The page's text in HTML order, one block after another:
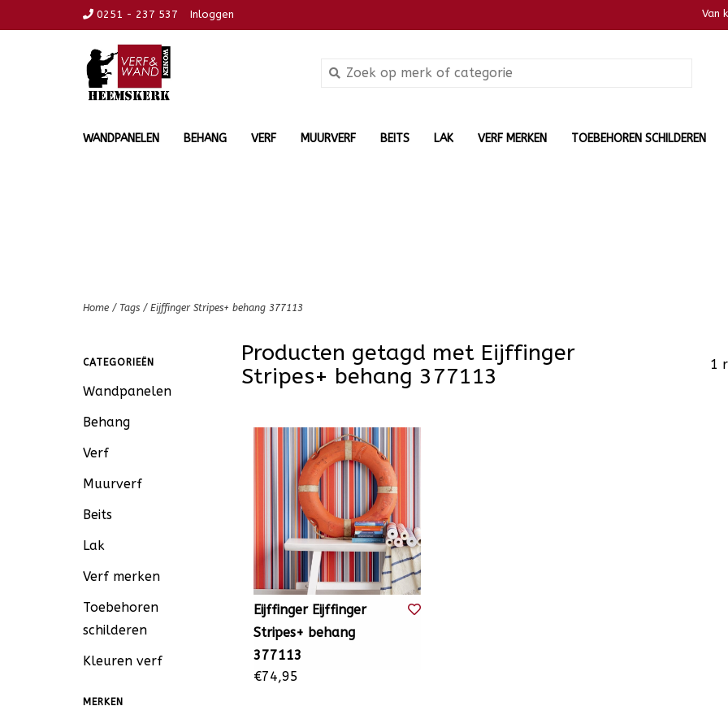
0251 - 237 537 Inloggen Van
WANDPANELEN BEHANG VERF MUURVERF BEITS LAK VERF MERKEN TOEBEHOREN SCHILDEREN
Home / Tags / Eijffinger Stripes+ behang 377113
CATEGORIEËN
Wandpanelen
Behang
Verf
Muurverf
Beits
Lak
Verf merken
Toebehoren
schilderen
Kleuren verf
MERKEN
Producten getagd met Eijffinger
Stripes+ behang 377113
1
Eijffinger Eijffinger
Stripes+ behang
377113
€74,95